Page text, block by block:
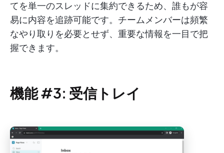
てを単一のスレッドに集約できるため、誰もが容
易に内容を追跡可能です。チームメンバーは頻繁
なやり取りを必要とせず、重要な情報を一目で把
握できます。
機能 #3: 受信トレイ